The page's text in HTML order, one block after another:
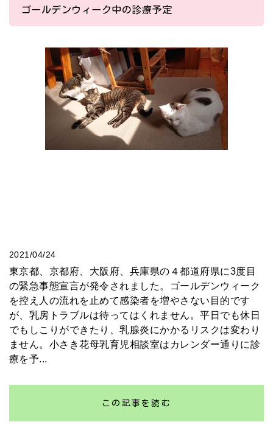
ゴールデンウィーク中の診療予定
2021/04/24
東京都、京都府、大阪府、兵庫県の４都道府県に3度目
の緊急事態宣言が発令されました。ゴールデンウィーク
を控え人の流れを止めて感染者を増やさない目的です
が、乳房トラブルは待ってはくれません。平日でも休日
でもしこりができたり、乳腺炎にかかるリスクは変わり
ません。小さき花母乳育児相談室はカレンダー通りに診
療を予...
この記事を読む